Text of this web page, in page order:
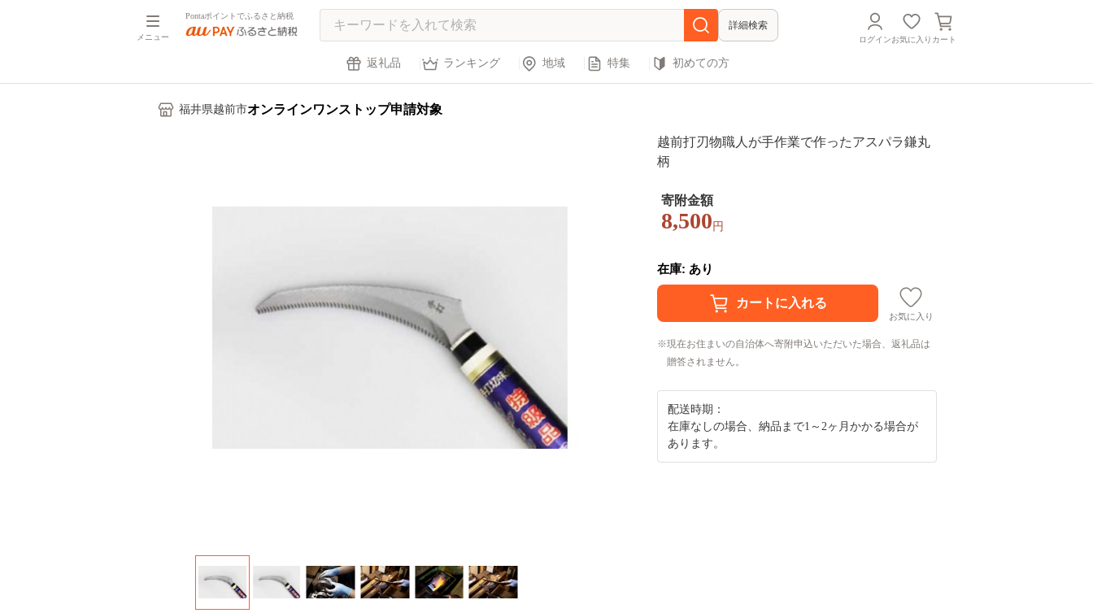
メニュー
Pontaポイントでふるさと納税
詳細検索
ログインお気に入り カート
返礼品 ランキング 地域 特集 初めての方
福井県越前市オンラインワンストップ申請対象
越前打刃物職人が手作業で作ったアスパラ鎌丸
柄
寄附金額
8,500 円
在庫: あり
お気に入り
現在お住まいの自治体へ寄附申込いただいた場合、返礼品は
贈答されません。
配送時期：
在庫なしの場合、納品まで1～2ヶ月かかる場合が
あります。